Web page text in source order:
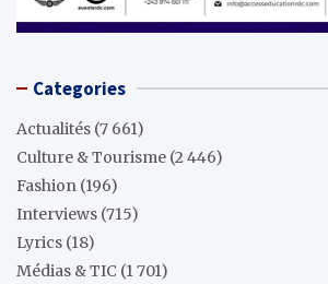
Categories
Actualités (7 661)
Culture & Tourisme (2 446)
Fashion (196)
Interviews (715)
Lyrics (18)
Médias & TIC (1 701)